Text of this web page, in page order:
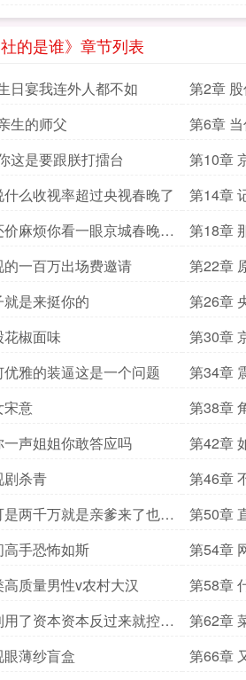
社的是谁》章节列表
日宴我连外人都不如
第2章
了
生的师父
第6章
都是无
这是要跟朕打擂台
第10章
么收视率超过央视春晚了
第14章
麻烦你看一眼京城春晚的
第18章
一百万出场费邀请
第22章
是来挺你的
第26章
椒面味
第30章
雅的装逼这是一个问题 第34章
宋意
第38章
声姐姐你敢答应吗
第42章
剧杀青
第46章
两千万就是亲爹来了也不
第50章
手恐怖如斯
第54章
住
质量男性v农村大汉
第58章
了资本资本反过来就控制
第62章
薄纱盲盒
第66章